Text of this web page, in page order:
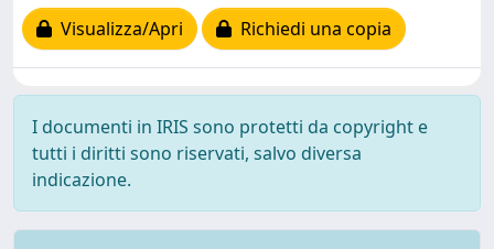
Visualizza/Apri
Richiedi una copia
I documenti in IRIS sono protetti da copyright e
tutti i diritti sono riservati, salvo diversa
indicazione.